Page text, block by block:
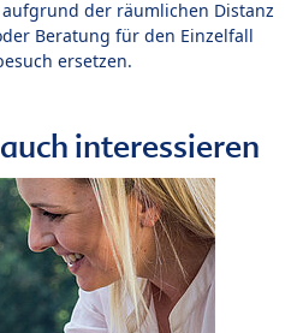
der räumlichen Distanz
Beratung für den Einzelfall
ersetzen.
interessieren